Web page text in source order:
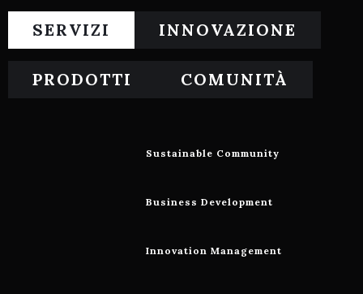
SERVIZI INNOVAZIONE
PRODOTTI COMUNITÀ
Sustainable Community
Business Development
Innovation Management